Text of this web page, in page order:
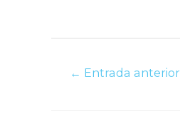
Navegación
← Entrada anterior